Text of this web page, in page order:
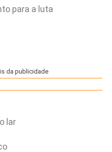
para a luta
da publicidade
lar